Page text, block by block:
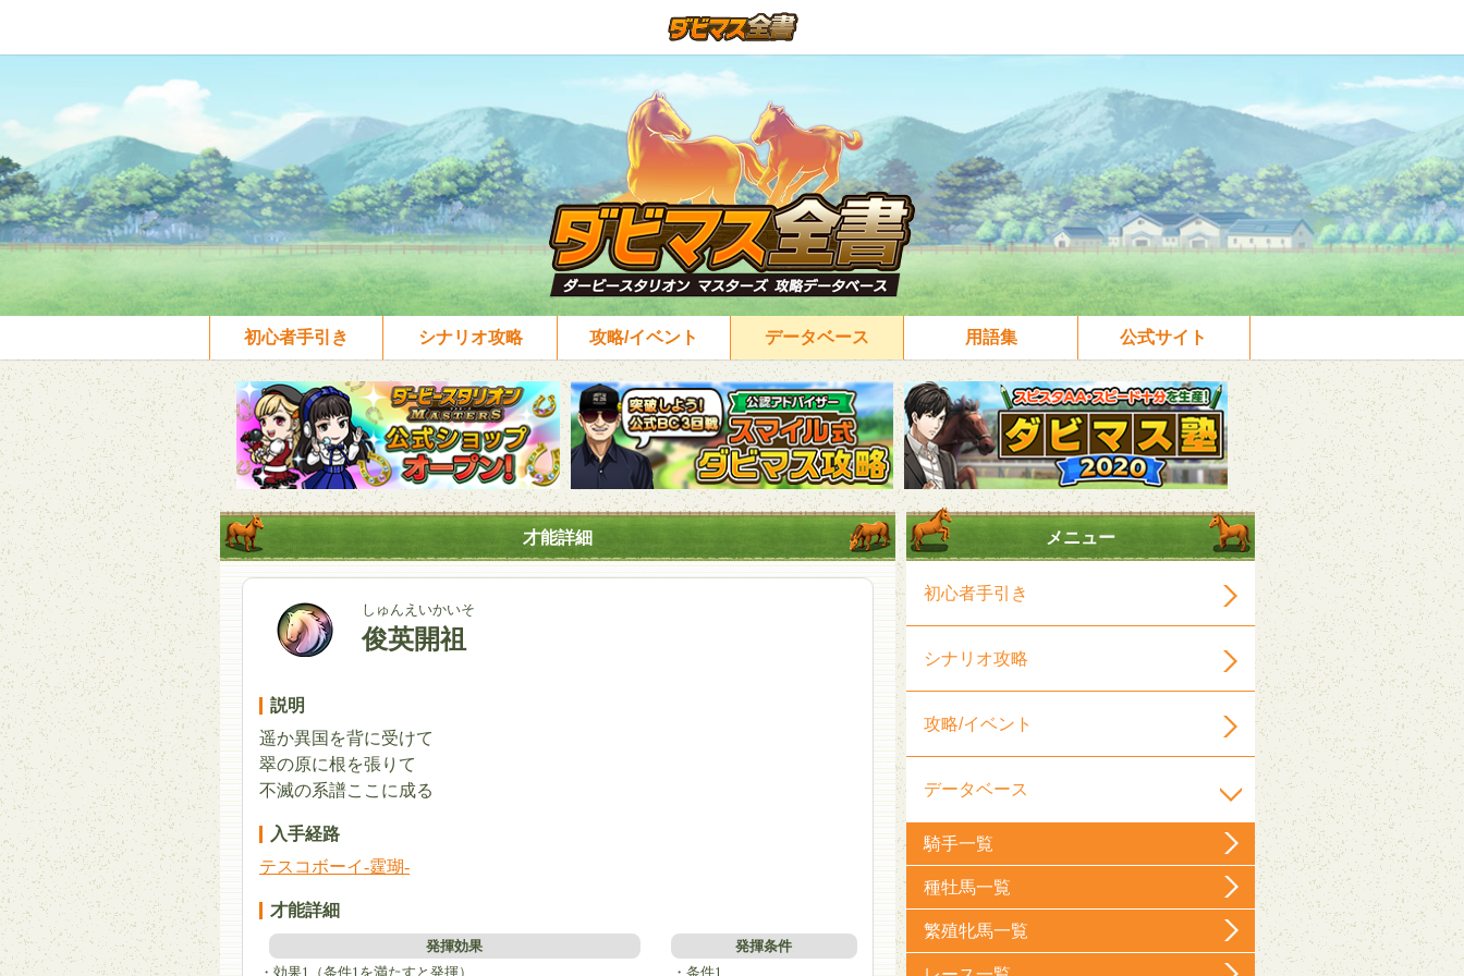
初心者手引き シナリオ攻略 攻略/イベント データベース 用語集 公式サイト
才能詳細
しゅんえいかいそ
俊英開祖
説明
遥か異国を背に受けて
翠の原に根を張りて
不滅の系譜ここに成る
入手経路
テスコボーイ-霆瑚-
才能詳細
発揮効果
・効果1（条件1を満たすと発揮）
発揮条件
・条件1
メニュー
初心者手引き
シナリオ攻略
攻略/イベント
データベース
騎手一覧
種牡馬一覧
繁殖牝馬一覧